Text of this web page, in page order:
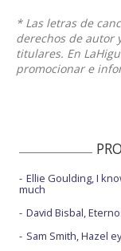
* Las letras de
derechos de autor
titulares. En
promocionar e
Ellie Goulding, I
much
David Bisbal,
Sam Smith, Hazel